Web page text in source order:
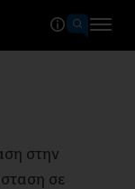
στην
σε